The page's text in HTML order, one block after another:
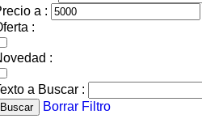
a :
:
:
a Buscar :
Buscar Borrar Filtro